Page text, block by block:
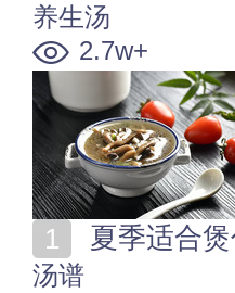
养生汤
2.7w+
夏季适合
汤谱